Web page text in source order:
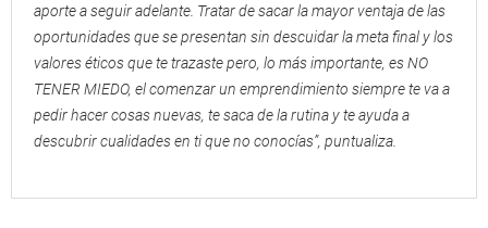
aporte a seguir adelante. Tratar de sacar la mayor ventaja de las
oportunidades que se presentan sin descuidar la meta final y los
valores éticos que te trazaste pero, lo más importante, es NO
TENER MIEDO, el comenzar un emprendimiento siempre te va a
pedir hacer cosas nuevas, te saca de la rutina y te ayuda a
descubrir cualidades en ti que no conocías”, puntualiza.